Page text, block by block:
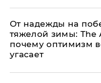
От надежды на
тяжелой зимы: The
почему оптимизм
угасает